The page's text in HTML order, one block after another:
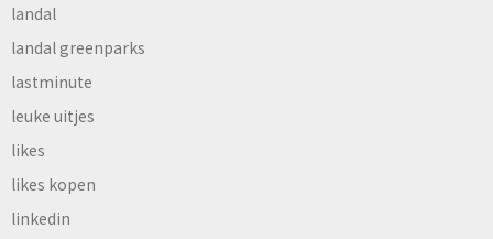
landal
landal greenparks
lastminute
leuke uitjes
likes
likes kopen
linkedin